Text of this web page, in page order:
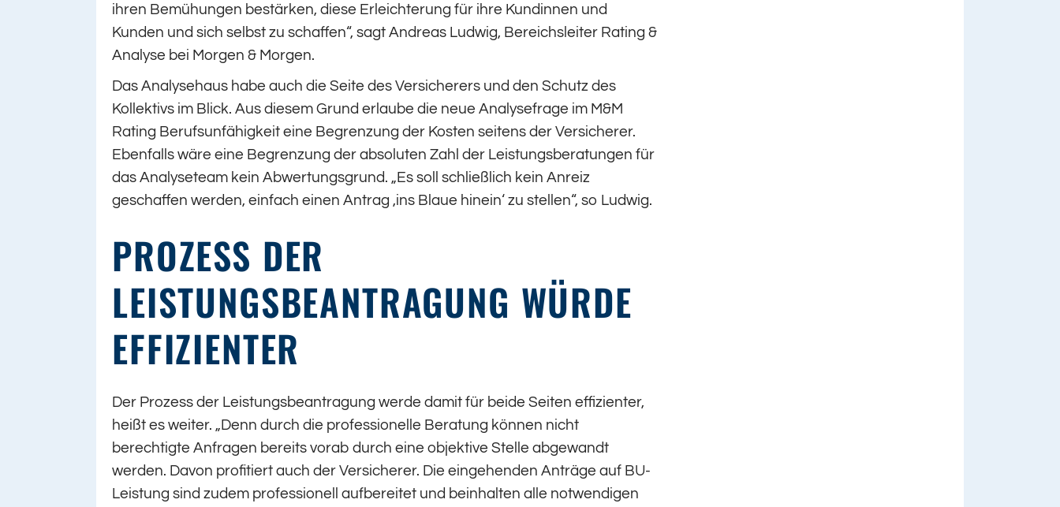
ihren Bemühungen bestärken, diese Erleichterung für ihre Kundinnen und
Kunden und sich selbst zu schaffen“, sagt Andreas Ludwig, Bereichsleiter Rating &
Analyse bei Morgen & Morgen.
Das Analysehaus habe auch die Seite des Versicherers und den Schutz des
Kollektivs im Blick. Aus diesem Grund erlaube die neue Analysefrage im M&M
Rating Berufsunfähigkeit eine Begrenzung der Kosten seitens der Versicherer.
Ebenfalls wäre eine Begrenzung der absoluten Zahl der Leistungsberatungen für
das Analyseteam kein Abwertungsgrund. „Es soll schließlich kein Anreiz
geschaffen werden, einfach einen Antrag ‚ins Blaue hinein‘ zu stellen“, so Ludwig.
PROZESS DER
LEISTUNGSBEANTRAGUNG WÜRDE
EFFIZIENTER
Der Prozess der Leistungsbeantragung werde damit für beide Seiten effizienter,
heißt es weiter. „Denn durch die professionelle Beratung können nicht
berechtigte Anfragen bereits vorab durch eine objektive Stelle abgewandt
werden. Davon profitiert auch der Versicherer. Die eingehenden Anträge auf BU-
Leistung sind zudem professionell aufbereitet und beinhalten alle notwendigen